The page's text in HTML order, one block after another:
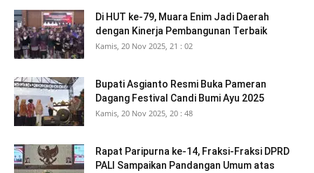
Di HUT ke-79, Muara Enim Jadi Daerah
dengan Kinerja Pembangunan Terbaik
Kamis, 20 Nov 2025, 21 : 02
Bupati Asgianto Resmi Buka Pameran
Dagang Festival Candi Bumi Ayu 2025
Kamis, 20 Nov 2025, 20 : 48
Rapat Paripurna ke-14, Fraksi-Fraksi DPRD
PALI Sampaikan Pandangan Umum atas